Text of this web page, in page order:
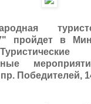
пройдет в
Победителей,